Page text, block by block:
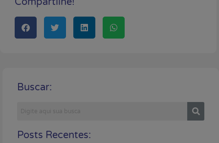
Buscar:
Posts Recentes: